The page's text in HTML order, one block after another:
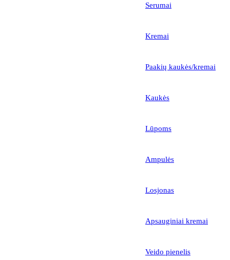
Serumai
Kremai
Paakių kaukės/kremai
Kaukės
Lūpoms
Ampulės
Losjonas
Apsauginiai kremai
Veido pienelis